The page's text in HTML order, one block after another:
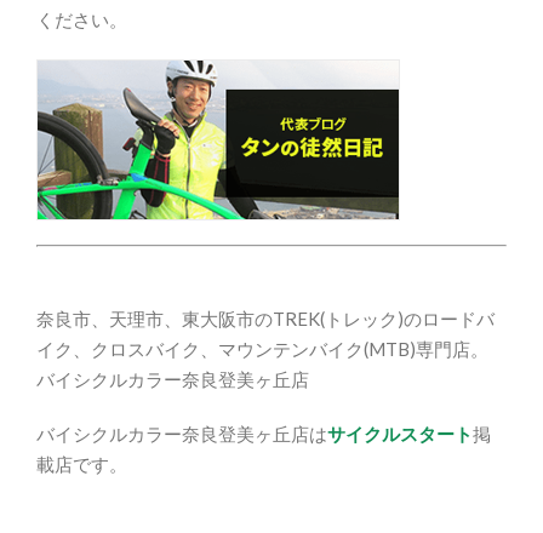
ください。
奈良市、天理市、東大阪市のTREK(トレック)のロードバ
イク、クロスバイク、マウンテンバイク(MTB)専門店。
バイシクルカラー奈良登美ヶ丘店
バイシクルカラー奈良登美ヶ丘店はサイクルスタート掲
載店です。